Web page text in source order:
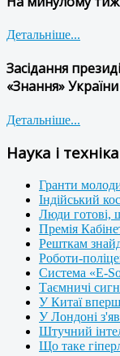
Детальніше...
Засідання
«Знання» України
Детальніше...
Наука і техніка
Гранти
Індійський
Люди готові,
Премія
Решткам
Роботи-
Система «E-
Таємничі
У Китаї
У Лондоні
Штучний
Що таке